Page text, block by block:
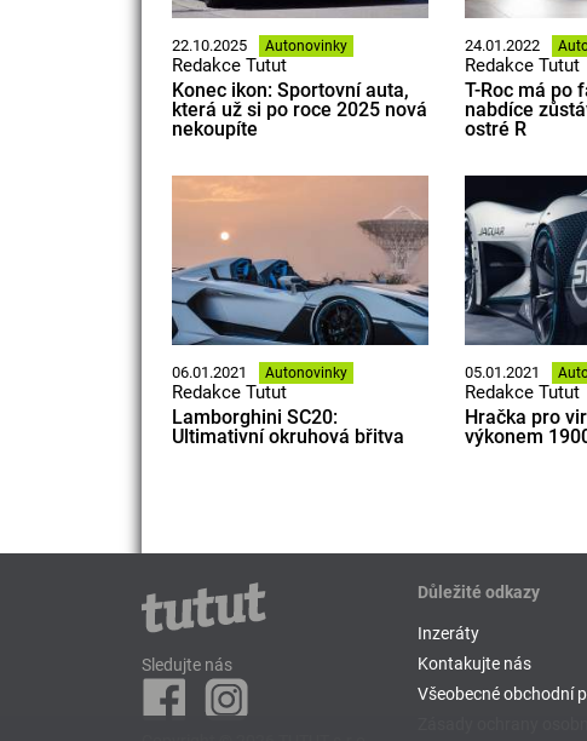
22.10.2025 Autonovinky
Redakce Tutut
Konec ikon: Sportovní auta,
která už si po roce 2025 nová
nekoupíte
24.01.2022
Redakce Tutut
T-Roc má po
nabdíce
ostré R
06.01.2021 Autonovinky
Redakce Tutut
Lamborghini SC20:
Ultimativní okruhová břitva
05.01.2021
Redakce Tutut
Hračka pro
výkonem
Sledujte nás
Důležité odkazy
Inzeráty
Kontakujte nás
Všeobecné obchodní